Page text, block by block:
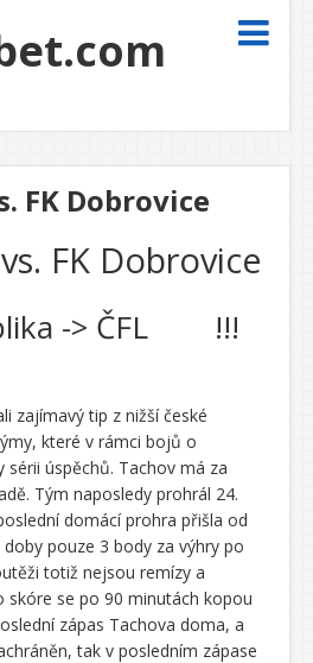
FK Dobrovice
FK Dobrovice
-> ČFL !!!
zajímavý tip z nižší české
které v rámci bojů o
sérii úspěchů. Tachov má za
Tým naposledy prohrál 24.
domácí prohra přišla od
doby pouze 3 body za výhry po
totiž nejsou remízy a
skóre se po 90 minutách kopou
zápas Tachova doma, a
tak v posledním zápase